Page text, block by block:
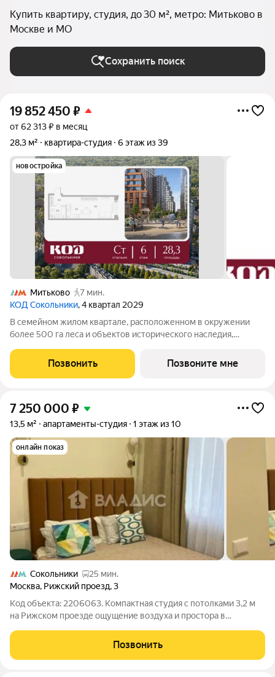
Купить квартиру, студия, до 30 м², метро: Митьково в
Москве и МО
Сохранить поиск
19 852 450 ₽
от 62 313 ₽ в месяц
28,3 м²
квартира-студия 6 этаж из 39
новостройка
Митьково
7 мин.
КОД Сокольники, 4 квартал 2029
В семейном жилом квартале, расположенном в окружении
более 500 га леса и объектов исторического наследия,
Квартира расположена на 6 этаже 12-этажного корпуса №2.1
жилого квартала
Позвонить Позвоните мне
7 250 000 ₽
13,5 м² апартаменты-студия 1 этаж из 10
онлайн показ
Сокольники
25 мин.
Москва, Рижский проезд,3
Код объекта: 2206063. Компактная студия с потолками 3,2 м
на Рижском проезде ощущение воздуха и простора в
железобетонные перекрытия дают надежность конструкции, а
высокие потолки открывают
Позвонить